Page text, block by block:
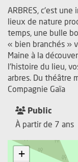
ARBRES, c'est
lieux de nature
temps, une bulle
« bien branchés »
Maine à la
l'histoire du lieu,
arbres. Du théâtre
Compagnie Gaïa
Public
À partir de 7 ans
+